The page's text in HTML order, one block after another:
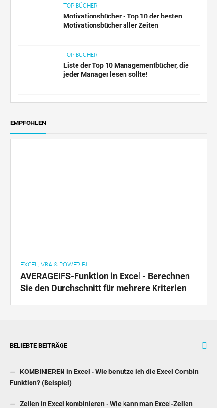
TOP BÜCHER
Motivationsbücher - Top 10 der besten
Motivationsbücher aller Zeiten
TOP BÜCHER
Liste der Top 10 Managementbücher, die
jeder Manager lesen sollte!
EMPFOHLEN
EXCEL, VBA & POWER BI
AVERAGEIFS-Funktion in Excel - Berechnen
Sie den Durchschnitt für mehrere Kriterien
BELIEBTE BEITRÄGE
KOMBINIEREN in Excel - Wie benutze ich die Excel Combin
Funktion? (Beispiel)
Zellen in Excel kombinieren - Wie kann man Excel-Zellen